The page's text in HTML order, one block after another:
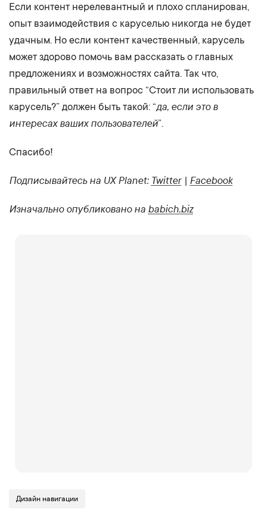
Если контент нерелевантный и плохо спланирован,
опыт взаимодействия с каруселью никогда не будет
удачным. Но если контент качественный, карусель
может здорово помочь вам рассказать о главных
предложениях и возможностях сайта. Так что,
правильный ответ на вопрос “Стоит ли использовать
карусель?” должен быть такой: “да, если это в
интересах ваших пользователей”.
Спасибо!
Подписывайтесь на UX Planet: Twitter| Facebook
Изначально опубликовано на babich.biz
Дизайн навигации